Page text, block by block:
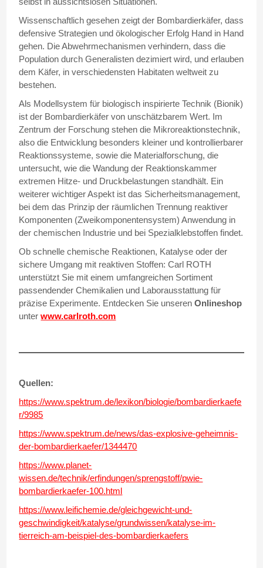
Wissenschaftlich gesehen zeigt der Bombardierkäfer, dass
defensive Strategien und ökologischer Erfolg Hand in Hand
gehen. Die Abwehrmechanismen verhindern, dass die
Population durch Generalisten dezimiert wird, und erlauben
dem Käfer, in verschiedensten Habitaten weltweit zu
bestehen.
Als Modellsystem für biologisch inspirierte Technik (Bionik)
ist der Bombardierkäfer von unschätzbarem Wert. Im
Zentrum der Forschung stehen die Mikroreaktionstechnik,
also die Entwicklung besonders kleiner und kontrollierbarer
Reaktionssysteme, sowie die Materialforschung, die
untersucht, wie die Wandung der Reaktionskammer
extremen Hitze- und Druckbelastungen standhält. Ein
weiterer wichtiger Aspekt ist das Sicherheitsmanagement,
bei dem das Prinzip der räumlichen Trennung reaktiver
Komponenten (Zweikomponentensystem) Anwendung in
der chemischen Industrie und bei Spezialklebstoffen findet.
Ob schnelle chemische Reaktionen, Katalyse oder der
sichere Umgang mit reaktiven Stoffen: Carl ROTH
unterstützt Sie mit einem umfangreichen Sortiment
passendender Chemikalien und Laborausstattung für
präzise Experimente. Entdecken Sie unserenOnlineshop
unterwww.carlroth.com
Quellen:
https://www.spektrum.de/lexikon/biologie/bombardierkaefe
r/9985
https://www.spektrum.de/news/das-explosive-geheimnis-
der-bombardierkaefer/1344470
https://www.planet-
wissen.de/technik/erfindungen/sprengstoff/pwie-
bombardierkaefer-100.html
https://www.leifichemie.de/gleichgewicht-und-
geschwindigkeit/katalyse/grundwissen/katalyse-im-
tierreich-am-beispiel-des-bombardierkaefers